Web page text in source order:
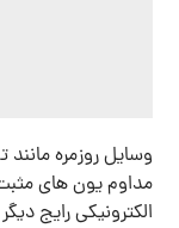
وسایل روزمره مانند
مداوم یون های
الکترونیکی رایج